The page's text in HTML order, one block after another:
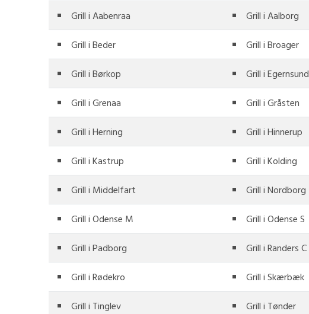
Grill i Aabenraa Grill i Aalborg
Grill i Beder Grill i Broager
Grill i Børkop Grill i Egernsund
Grill i Grenaa Grill i Gråsten
Grill i Herning Grill i Hinnerup
Grill i Kastrup Grill i Kolding
Grill i Middelfart Grill i Nordborg
Grill i Odense M Grill i Odense S
Grill i Padborg Grill i Randers C
Grill i Rødekro Grill i Skærbæk
Grill i Tinglev Grill i Tønder